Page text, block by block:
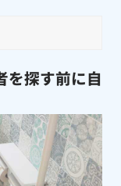
を探す前に自